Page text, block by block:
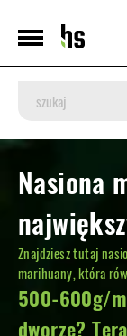
Nasiona
Znajdziesz tutaj
marihuany, która
500-600g/
dworze?